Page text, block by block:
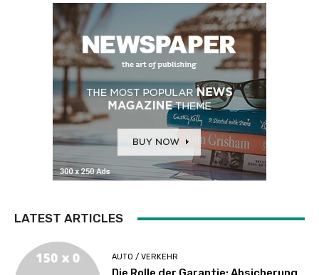
LATEST ARTICLES
AUTO / VERKEHR